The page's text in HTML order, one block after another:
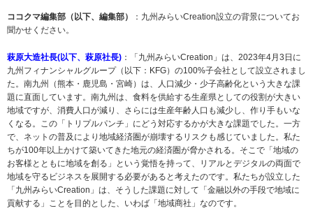
ココクマ編集部（以下、編集部）
：九州みらいCreation設立の背景についてお
聞かせください。
萩原大造社長(以下、萩原社長) ：「九州みらいCreation」は、2023年4月3日に
九州フィナンシャルグループ（以下：KFG）の100%子会社として設立されまし
た。南九州（熊本・鹿児島・宮崎）は、人口減少・少子高齢化という大きな課
題に直面しています。南九州は、食料を供給する生産県としての役割が大きい
地域ですが、消費人口が減り、さらには生産年齢人口も減少し、作り手もいな
くなる。この「トリプルパンチ」にどう対応するかが大きな課題でした。一方
で、ネットの普及により地域経済圏が崩壊するリスクも感じていました。私た
ちが100年以上かけて築いてきた地元の経済圏が脅かされる。そこで「地域の
お客様とともに地域を創る」という覚悟を持って、リアルとデジタルの両面で
地域を守るビジネスを展開する必要があると考えたのです。私たちが設立した
「九州みらいCreation」は、そうした課題に対して「金融以外の手段で地域に
貢献する」ことを目的とした、いわば「地域商社」なのです。